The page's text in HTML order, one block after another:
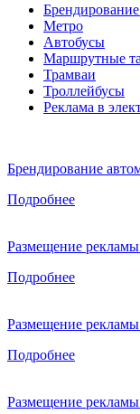
Метро
Автобусы
Маршрутные
Трамваи
Троллейбусы
Реклама в
Брендирование
Подробнее
Размещение
Подробнее
Размещение рекламы
Подробнее
Размещение